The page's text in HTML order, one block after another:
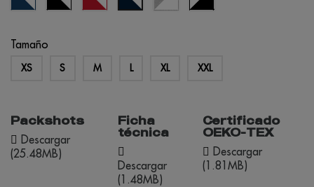
real/blanco
Eclipse/Brancomezcla/blanco
Tamaño
XS S M L XL XXL
Packshots
Descargar
(25.48MB)
Ficha
técnica
Descargar
(1.48MB)
Certificado
OEKO-TEX
Descargar
(1.81MB)